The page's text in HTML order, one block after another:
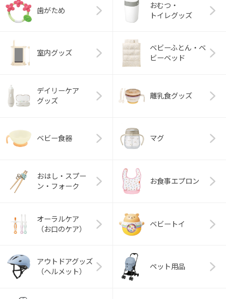
歯がため
おむつ・
トイレグッズ
室内グッズ
ベビーふとん・ベ
ビーベッド
デイリーケア
グッズ
離乳食グッズ
ベビー食器 マグ
おはし・スプー
ン・フォーク
お食事エプロン
オーラルケア
（お口のケア）
ベビートイ
アウトドアグッズ
（ヘルメット）
ペット用品